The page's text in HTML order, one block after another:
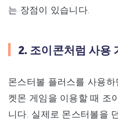
는 장점이 있습니다.
2. 조이콘처럼 사용
몬스터볼 플러스를 사용
켓몬 게임을 이용할 때 조
니다. 실제로 몬스터볼을